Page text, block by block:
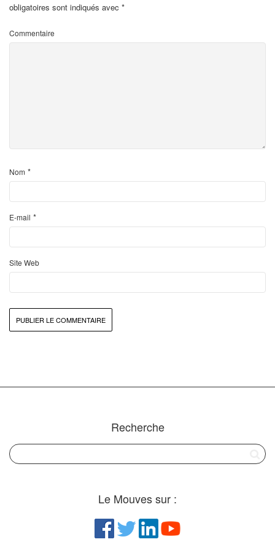
obligatoires sont indiqués avec *
Commentaire
Nom *
E-mail *
Site Web
Recherche
Le Mouves sur :